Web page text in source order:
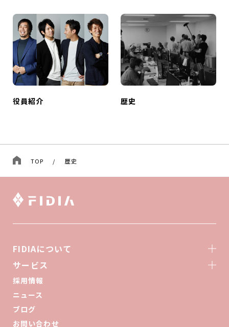
役員紹介 歴史
TOP / 歴史
FIDIAについて
サービス
採用情報
ニュース
ブログ
お問い合わせ